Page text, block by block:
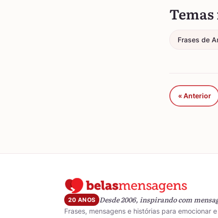
Frases de
« Anterior
20 ANOS Desde 2006, inspirando com
Frases, mensagens e histórias para emocionar e